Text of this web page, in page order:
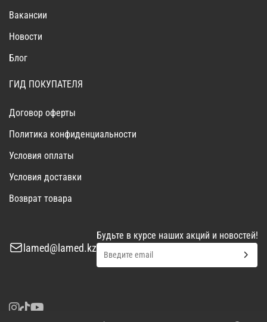
Вакансии
Новости
Блог
ГИД ПОКУПАТЕЛЯ
Договор оферты
Политика конфиденциальности
Условия оплаты
Условия доставки
Возврат товара
lamed@lamed.kz
Будьте в курсе наших акций и новостей!